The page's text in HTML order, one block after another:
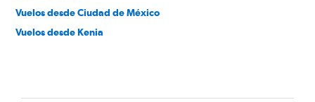
Vuelos desde Ciudad de México
Vuelos desde Kenia